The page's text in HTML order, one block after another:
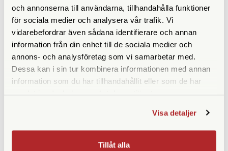
och annonserna till användarna, tillhandahålla funktioner
för sociala medier och analysera vår trafik. Vi
vidarebefordrar även sådana identifierare och annan
information från din enhet till de sociala medier och
annons- och analysföretag som vi samarbetar med.
Dessa kan i sin tur kombinera informationen med annan
information som du har tillhandahållit eller som de har
Visa detaljer
Tillåt alla
Viltrox AF 13/1,4 för Fuji X
Finns i lager
5.490 SEK
LÄS MER
KÖP
Fujifilm XF 18/1,4 R LM WR
Finns i lager
11.890 SEK
LÄS MER
KÖP
SPECIFIKATIONER